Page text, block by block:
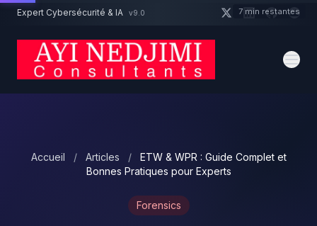
Aller au contenu principal
Expert Cybersécurité & IA v9.0
Accueil / Articles /
ETW & WPR : Guide Complet et
Bonnes Pratiques pour Experts
Forensics
Un projet cybersécurité ? 7 min restantes